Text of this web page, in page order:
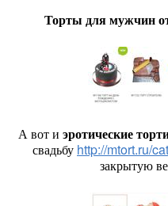
Торты для мужчин
А вот и эротические
свадьбу http://mtort.ru/
закрытую